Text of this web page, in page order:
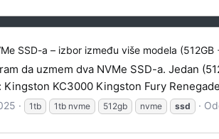
SSD-a – izbor između više modela (512GB
da uzmem dva NVMe SSD-a. Jedan
KC3000 Kingston Fury
1tb 1tb nvme 512gb nvme ssd